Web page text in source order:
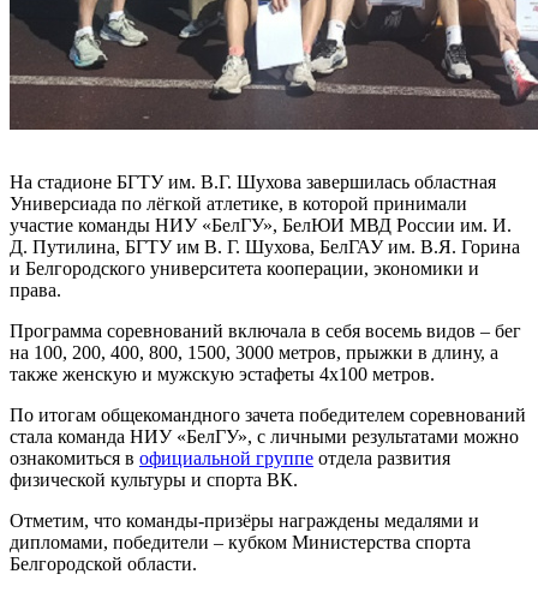
На стадионе БГТУ им. В.Г. Шухова завершилась областная
Универсиада по лёгкой атлетике, в которой принимали
участие команды НИУ «БелГУ», БелЮИ МВД России им. И.
Д. Путилина, БГТУ им В. Г. Шухова, БелГАУ им. В.Я. Горина
и Белгородского университета кооперации, экономики и
права.
Программа соревнований включала в себя восемь видов – бег
на 100, 200, 400, 800, 1500, 3000 метров, прыжки в длину, а
также женскую и мужскую эстафеты 4х100 метров.
По итогам общекомандного зачета победителем соревнований
стала команда НИУ «БелГУ», с личными результатами можно
ознакомиться в официальной группе отдела развития
физической культуры и спорта ВК.
Отметим, что команды-призёры награждены медалями и
дипломами, победители – кубком Министерства спорта
Белгородской области.